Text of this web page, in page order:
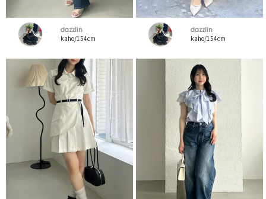
dazzlin
kaho/154cm
dazzlin
kaho/154cm